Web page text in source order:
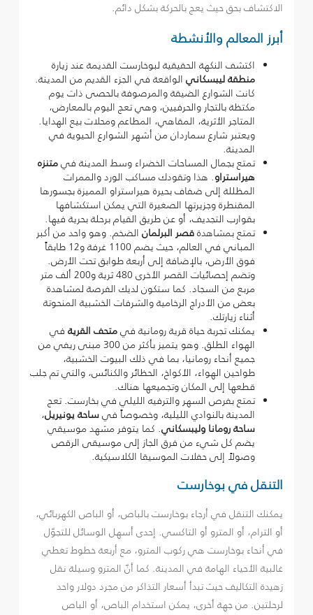
الاكتشاف بحق حيث يعج بالحركة بشكل دائم.
أبرز المعالم والأنشطة
اكتشف النكهة الحقيقية لبوخارست القديمة عند زيارة
منطقة ليبسكانيالواقعة في الجزء القديم من المدينة.
كانت الشوارع الضيقة والمرصوفة بالحصى ذات يوم
مكتظة بالتجار والحرفيين، وهي تعج اليوم بالمعارض،
المتاجر الأثرية، المقاهي، المطاعم ومحلات بيع الهدايا.
ويعتبر شارع سماردان من أشهر الشوارع الحيوية في
المدينة.
تمتع بجمال المساحات الخضراء وسط المدينة فيمتنزه
هيراستراو. هذا وتقودك مساكب الورد والممرات
المظللة إلى ضفاف بحيرة هيراستراو المميزة بجسورها
المقنطرة وجزيرتها الصغيرة التي يمكن استكشافها
بقوارب التجديف، أو عن طريق القيام برحلة بحرية فيها.
تمتع بمشاهدةقصر البرلمانالضخم. وهو واحد من أكبر
المباني في العالم، حيث يضم 1100 غرفة و12 طابقاً
فوق الأرض، بالإضافة إلى أربعة طوابق تحت الأرض.
وتضم إحصائيات القصر الأخرى 480 ثرية و200 ألف متر
مربع من السجاد. كما ستكون لديك الفرصة لمشاهدة
بعض من الأدراج الرخامية والشرفات الخشبية المنحوتة
أثناء زيارتك.
يمكنك تجربة حياة قرية رومانية فيمتحف القريةفي
الهواء الطلق. وهو يتميز بأكثر من 300 مبنى ريفي من
جميع أنحاء رومانيا، بما في ذلك البيوت الخشبية،
طواحين الهواء، الأكواخ، الحظائر والكنائس، والتي تم جلب
قطعها إلى المكان وتجميعها هناك.
تمتع بفرص السهر والترفيه الليلي في بخارست. تعج
المدينة بالنوادي الليلية، وخصوصاً فيساحة يونيريل،
ساحة رومانا وليبسكاني. كما يتوفر مشهد موسيقي
يضم كل شيء من فرق الجاز إلى موسيقى الرقص
وصولاً إلى حفلات الموسيقا الكلاسيكية.
التنقل في بوخارست
يمكنك التنقل في أرجاء بوخارست بالباص، أو الباص الكهربائي،
أو الترام، أو المترو أو التاكسي. إحدى أسهل الوسائل للتجوّل
في أنحاء بوخارست هي ركوب المترو، مع أربعة خطوط تغطي
غالبية الأحياء الهامة في المدينة. كما أنّ المترو وسيلة نقل
زهيدة التكاليف حيث تبدأ أسعار التذاكر من مجرد دولار واحد
لرحلتين. من جهة أخرى، يمكن استخدام الباص، أو الباص